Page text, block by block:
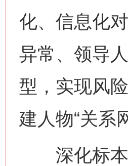
化、信息化
异常、领导
型，实现风
建人物“关系
深化标本